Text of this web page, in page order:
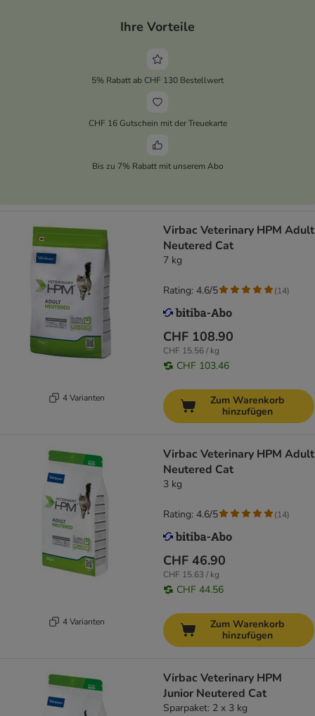
Ihre Vorteile
5% Rabatt ab CHF 130 Bestellwert
CHF 16 Gutschein mit der Treuekarte
Bis zu 7% Rabatt mit unserem Abo
4 Varianten
Virbac Veterinary HPM Adult
Neutered Cat
7 kg
CHF 108.90
CHF 15.56 / kg
CHF 103.46
Rating: 4.6/5 (14)
Zum Warenkorb
hinzufügen
4 Varianten
Virbac Veterinary HPM Adult
Neutered Cat
3 kg
CHF 46.90
CHF 15.63 / kg
CHF 44.56
Rating: 4.6/5 (14)
Zum Warenkorb
hinzufügen
Virbac Veterinary HPM
Junior Neutered Cat
Sparpaket: 2 x 3 kg